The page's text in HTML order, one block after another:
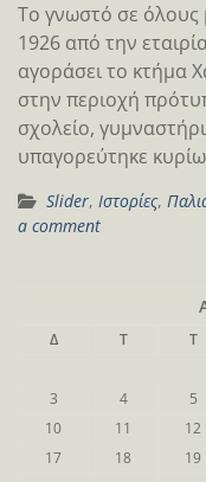
Το γνωστό σε όλους
1926 από την
αγοράσει το κτήμα
στην περιοχή
σχολείο,
υπαγορεύτηκε
Slider, Ιστορίες,
a comment
Δ Τ Τ
3
4 5
10
11 12
17
18 19